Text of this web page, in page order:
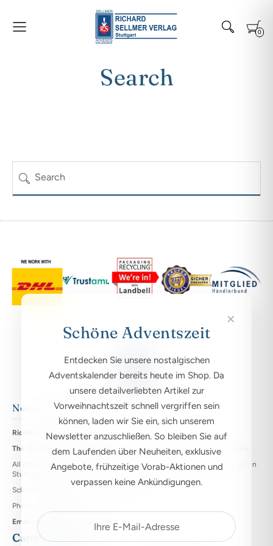
0
Search
Search
Nostalgia remains
Richard Sellmer Verlag KG
The traditional house for nostalgic advent calendars, founded in 1945.
All advent calendars have been produced at our company headquarters in
Stuttgart ever since.
Schmellbachstraße 25, DE - 70565 Stuttgart
Phone: (0711) 742028
Email: info@sellmer-verlag.de
Cancel contract
×
Schöne Adventszeit
Entdecken Sie unsere nostalgischen
Adventskalender bereits heute im Shop. Da
unsere detailverliebten Artikel zur
Vorweihnachtszeit schnell vergriffen sein
können, laden wir Sie ein, sich unserem
Newsletter anzuschließen. So bleiben Sie auf
dem Laufenden über Neuheiten, exklusive
Angebote, frühzeitige Vorab-Aktionen und
verpassen keine Ankündigungen.